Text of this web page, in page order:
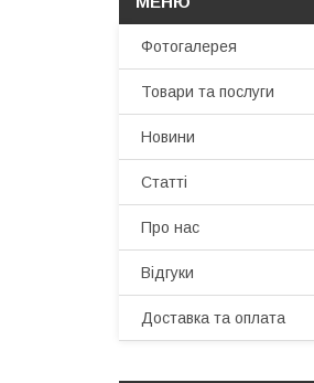
Фотогалерея
Товари та послуги
Новини
Статті
Про нас
Відгуки
Доставка та оплата